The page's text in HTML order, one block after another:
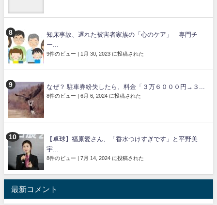
知床事故、遅れた被害者家族の「心のケア」 専門チ
ー...
9件のビュー | 1月 30, 2023 に投稿された
なぜ？ 駐車券紛失したら、料金「３万６０００円→３...
8件のビュー | 6月 6, 2024 に投稿された
【卓球】福原愛さん、「香水つけすぎです」と平野美
宇...
8件のビュー | 7月 14, 2024 に投稿された
最新コメント